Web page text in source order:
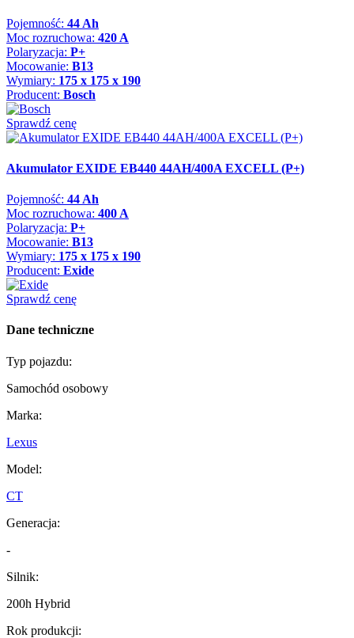
Pojemność: 44 Ah
Moc rozruchowa: 420 A
Polaryzacja: P+
Mocowanie: B13
Wymiary: 175 x 175 x 190
Producent: Bosch
Sprawdź cenę
Akumulator EXIDE EB440 44AH/400A EXCELL (P+)
Pojemność: 44 Ah
Moc rozruchowa: 400 A
Polaryzacja: P+
Mocowanie: B13
Wymiary: 175 x 175 x 190
Producent: Exide
Sprawdź cenę
Dane techniczne
Typ pojazdu:
Samochód osobowy
Marka:
Lexus
Model:
CT
Generacja:
-
Silnik:
200h Hybrid
Rok produkcji: